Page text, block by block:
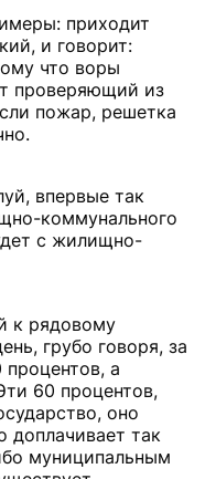
приходит
и говорит:
что воры
проверяющий из
пожар, решетка
впервые так
коммунального
с жилищно-
к рядовому
грубо говоря, за
процентов, а
60 процентов,
оно
доплачивает так
муниципальным